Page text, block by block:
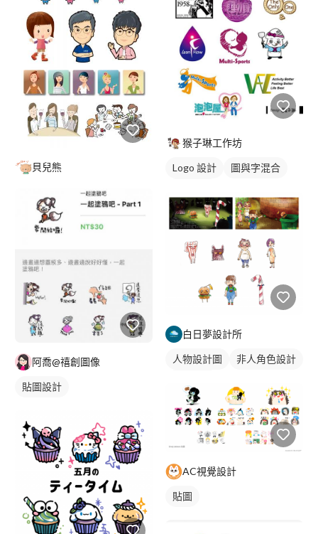
貝兒熊
阿喬@禧創圖像
貼圖設計
猴子琳工作坊
Logo 設計
圖與字混合
白日夢設計所
人物設計圖
非人角色設計
AC視覺設計
貼圖